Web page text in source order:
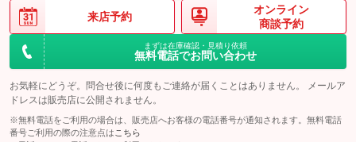
来店予約
オンライン
商談予約
まずは在庫確認・見積り依頼
無料電話でお問い合わせ
お気軽にどうぞ。問合せ後に何度もご連絡が届くことはありません。 メールア
ドレスは販売店に公開されません。
※無料電話をご利用の場合は、販売店へお客様の電話番号が通知されます。無料電話
番号ご利用の際の注意点は こちら